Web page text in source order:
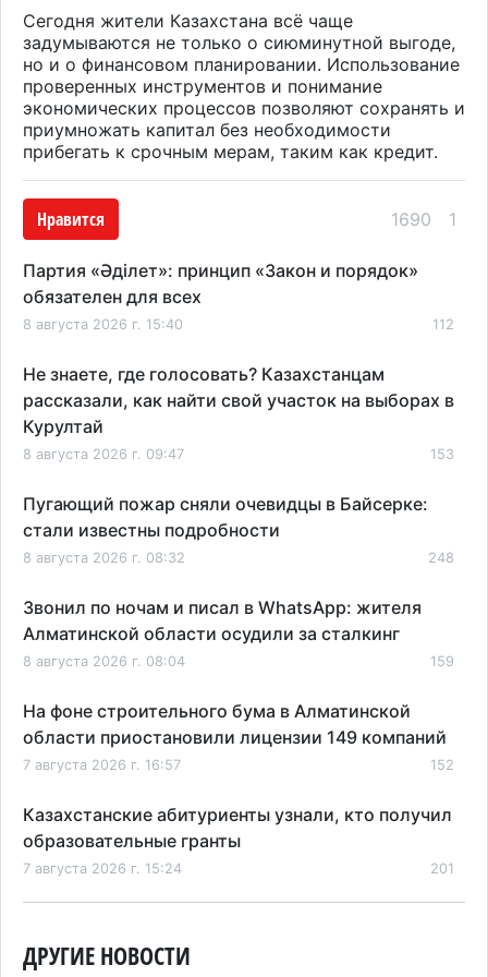
Сегодня жители Казахстана всё чаще
задумываются не только о сиюминутной выгоде,
но и о финансовом планировании. Использование
проверенных инструментов и понимание
экономических процессов позволяют сохранять и
приумножать капитал без необходимости
прибегать к срочным мерам, таким как кредит.
Нравится 1690 1
Партия «Әділет»: принцип «Закон и порядок»
обязателен для всех
8 августа 2026 г. 15:40 112
Не знаете, где голосовать? Казахстанцам
рассказали, как найти свой участок на выборах в
Курултай
8 августа 2026 г. 09:47 153
Пугающий пожар сняли очевидцы в Байсерке:
стали известны подробности
8 августа 2026 г. 08:32 248
Звонил по ночам и писал в WhatsApp: жителя
Алматинской области осудили за сталкинг
8 августа 2026 г. 08:04 159
На фоне строительного бума в Алматинской
области приостановили лицензии 149 компаний
7 августа 2026 г. 16:57 152
Казахстанские абитуриенты узнали, кто получил
образовательные гранты
7 августа 2026 г. 15:24 201
морских контейнерах
7 августа 2026 г. 11:24
ДРУГИЕ НОВОСТИ